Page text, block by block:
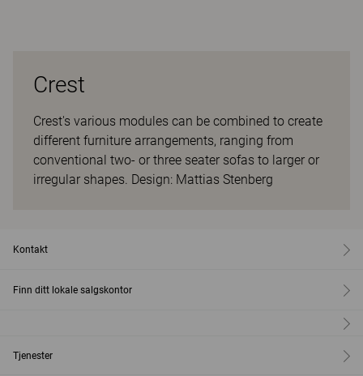
Crest
Crest's various modules can be combined to create
different furniture arrangements, ranging from
conventional two- or three seater sofas to larger or
irregular shapes. Design: Mattias Stenberg
Kontakt
Finn ditt lokale salgskontor
Tjenester